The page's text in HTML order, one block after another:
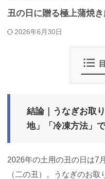
丑の日に贈る極上蒲焼
2026年6月30日
結論｜うなぎお取
地」「冷凍方法」
2026年の土用の丑の日は7
（二の丑）。うなぎのお